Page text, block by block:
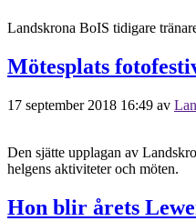
Landskrona BoIS tidigare
Mötesplats
17 september 2018 16:49 av
Den sjätte upplagan av
helgens aktiviteter och möten.
Hon blir årets